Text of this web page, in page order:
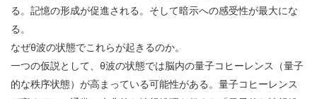
る。記憶の形成が促進される。そして暗示への感受性が最大にな
る。
なぜθ波の状態でこれらが起きるのか。
一つの仮説として、θ波の状態では脳内の量子コヒーレンス（量子
的な秩序状態）が高まっている可能性がある。量子コヒーレンス